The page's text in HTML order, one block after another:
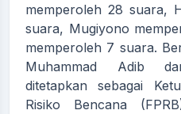
memperoleh 28 suara,
suara, Mugiyono
memperoleh 7 suara.
Muhammad Adib
ditetapkan sebagai
Risiko Bencana